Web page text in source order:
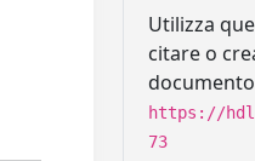
Utilizza
citare o
https://
73